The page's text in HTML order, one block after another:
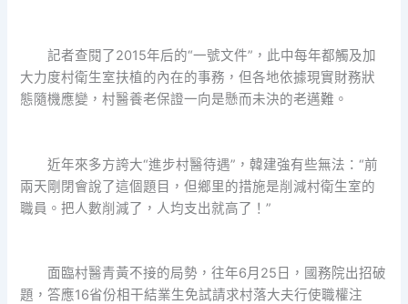
記者查閱了2015年后的“一號文件”，此中每年都觸及加
大力度村衛生室扶植的內在的事務，但各地依據現實財務狀
態隨機應變，村醫養老保證一向是懸而未決的老邁難。
近年來多方誇大“進步村醫待遇”，韓建強有些無法：“前
兩天剛閉會說了這個題目，但鄉里的措施是削減村衛生室的
職員。把人數削減了，人均支出就高了！”
面臨村醫青黃不接的局勢，往年6月25日，國務院出招破
題，答應16省份相干結業生免試請求村落大夫行使職權注